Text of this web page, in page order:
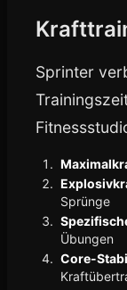
Sprinter
Sprünge
Übungen
Core-